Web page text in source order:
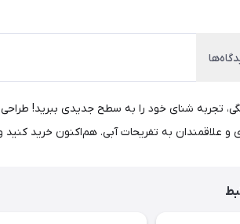
تجربه شنای خود را به سطح جدیدی ببرید!
و علاقمندان به تفریحات آبی. هم‌اکنون خرید